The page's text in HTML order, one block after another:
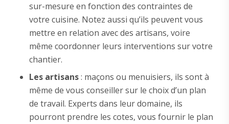
sur-mesure en fonction des contraintes de
votre cuisine. Notez aussi qu’ils peuvent vous
mettre en relation avec des artisans, voire
même coordonner leurs interventions sur votre
chantier.
Les artisans: maçons ou menuisiers, ils sont à
même de vous conseiller sur le choix d’un plan
de travail. Experts dans leur domaine, ils
pourront prendre les cotes, vous fournir le plan